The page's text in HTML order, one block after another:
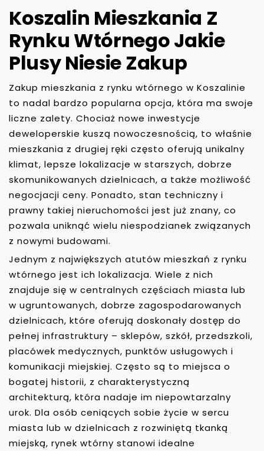
Koszalin Mieszkania Z
Rynku Wtórnego Jakie
Plusy Niesie Zakup
Zakup mieszkania z rynku wtórnego w Koszalinie
to nadal bardzo popularna opcja, która ma swoje
liczne zalety. Chociaż nowe inwestycje
deweloperskie kuszą nowoczesnością, to właśnie
mieszkania z drugiej ręki często oferują unikalny
klimat, lepsze lokalizacje w starszych, dobrze
skomunikowanych dzielnicach, a także możliwość
negocjacji ceny. Ponadto, stan techniczny i
prawny takiej nieruchomości jest już znany, co
pozwala uniknąć wielu niespodzianek związanych
z nowymi budowami.
Jednym z największych atutów mieszkań z rynku
wtórnego jest ich lokalizacja. Wiele z nich
znajduje się w centralnych częściach miasta lub
w ugruntowanych, dobrze zagospodarowanych
dzielnicach, które oferują doskonały dostęp do
pełnej infrastruktury – sklepów, szkół, przedszkoli,
placówek medycznych, punktów usługowych i
komunikacji miejskiej. Często są to miejsca o
bogatej historii, z charakterystyczną
architekturą, która nadaje im niepowtarzalny
urok. Dla osób ceniących sobie życie w sercu
miasta lub w dzielnicach z rozwiniętą tkanką
miejską, rynek wtórny stanowi idealne